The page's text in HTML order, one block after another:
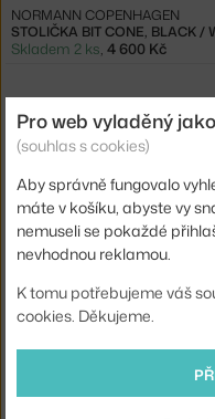
NORMANN COPENHAGEN
Skladem 2 ks, 4 600 Kč
STOLIČKA BIT STACK, RED
Skladem 2 ks,5 100 Kč
Pro web vyladěný
(souhlas s cookies)
Aby správně fungovalo
máte v košíku, abyste vy
nemuseli se pokaždé
nevhodnou reklamou.
K tomu potřebujeme váš
cookies. Děkujeme.